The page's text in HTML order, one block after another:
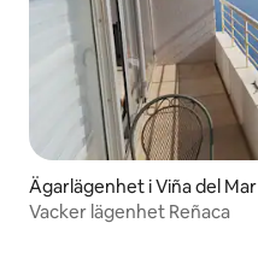
Ägarlägenhet i Viña del Mar
Vacker lägenhet Reñaca